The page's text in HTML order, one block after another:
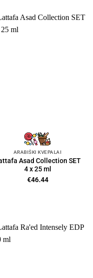
ARABIŠKI KVEPALAI
Asad Collection SET
4 x 25 ml
€46.44